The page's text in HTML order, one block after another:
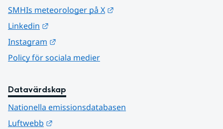
SMHIs meteorologer på X
Linkedin
Instagram
Policy för sociala medier
Datavärdskap
Nationella emissionsdatabasen
Luftwebb